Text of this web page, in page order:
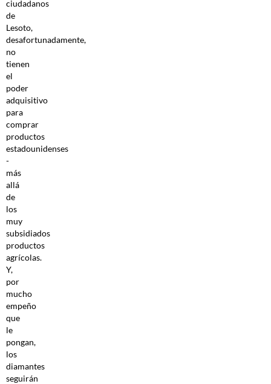
ciudadanos
de
Lesoto,
desafortunadamente,
no
tienen
el
poder
adquisitivo
para
comprar
productos
estadounidenses
-
más
allá
de
los
muy
subsidiados
productos
agrícolas.
Y,
por
mucho
empeño
que
le
pongan,
los
diamantes
seguirán